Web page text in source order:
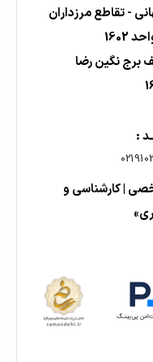
- تقاطع مرزداران
برج نگین رضا
| کارشناسی و